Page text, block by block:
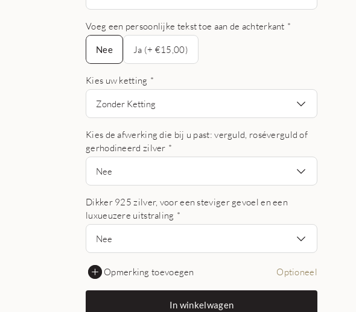
Voeg een persoonlijke tekst toe aan de achterkant *
Nee
Nee
Ja (+ €15,00)
Kies uw ketting *
Zonder Ketting
Kies de afwerking die bij u past: verguld, roséverguld of
gerhodineerd zilver *
Nee
Dikker 925 zilver, voor een steviger gevoel en een
luxueuzere uitstraling *
Nee
Opmerking toevoegen Optioneel
In winkelwagen